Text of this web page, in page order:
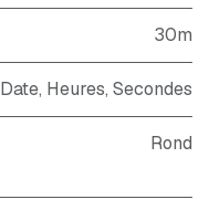
30m
Date, Heures, Secondes
Rond